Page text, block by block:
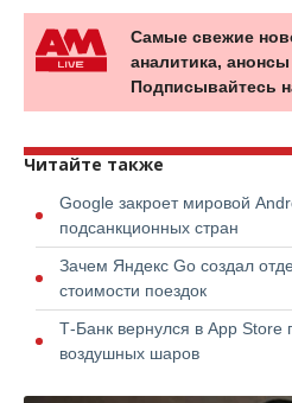
Самые свежие
аналитика,
Подписывайтесь
Читайте также
Google закроет мировой
подсанкционных стран
Зачем Яндекс Go создал
стоимости поездок
Т-Банк вернулся в App Store
воздушных шаров